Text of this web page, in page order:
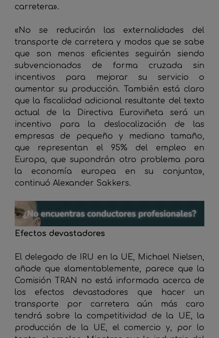
carretera».
«No se reducirán las externalidades del
transporte de carretera y modos que se sabe
que son menos eficientes seguirán siendo
subvencionados de forma cruzada sin
incentivos para mejorar su servicio o
aumentar su producción. También está claro
que la fiscalidad adicional resultante del texto
actual de la Directiva Euroviñeta será un
incentivo para la deslocalización de las
empresas de pequeño y mediano tamaño,
que representan el 95% del empleo en
Europa, que supondrán otro problema para
la economía europea en su conjunto»,
continuó Alexander Sakkers.
Efectos devastadores
El delegado de IRU en la UE, Michael Nielsen,
añade que «lamentablemente, parece que la
Comisión TRAN no está informada acerca de
los efectos devastadores que hacer un
transporte por carretera aún más caro
tendrá sobre la competitividad de la UE, la
producción de la UE, el comercio y, por lo